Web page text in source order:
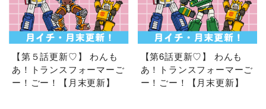
【第５話更新♡】 わんも
あ！トランスフォーマーご
ー！ごー！【月末更新】
【第6話更新♡】 わんも
あ！トランスフォーマーご
ー！ごー！【月末更新】